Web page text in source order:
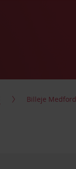
Billeje